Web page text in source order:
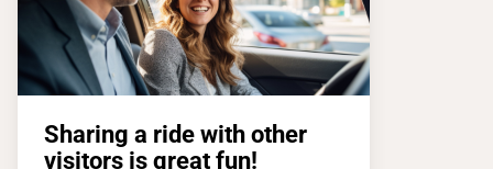
Tel:+ 32 2 663 14 01
Stay connected !